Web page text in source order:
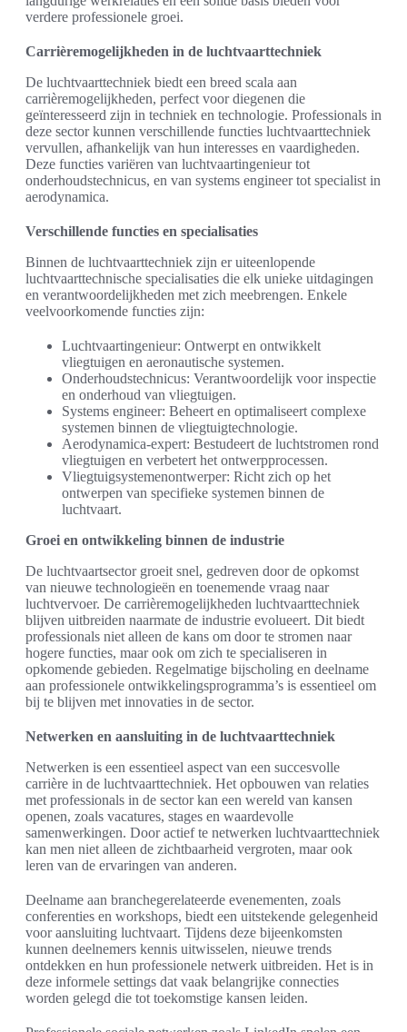
verdere professionele groei.
Carrièremogelijkheden in de luchtvaarttechniek
De luchtvaarttechniek biedt een breed scala aan
carrièremogelijkheden, perfect voor diegenen die
geïnteresseerd zijn in techniek en technologie. Professionals in
deze sector kunnen verschillende functies luchtvaarttechniek
vervullen, afhankelijk van hun interesses en vaardigheden.
Deze functies variëren van luchtvaartingenieur tot
onderhoudstechnicus, en van systems engineer tot specialist in
aerodynamica.
Verschillende functies en specialisaties
Binnen de luchtvaarttechniek zijn er uiteenlopende
luchtvaarttechnische specialisaties die elk unieke uitdagingen
en verantwoordelijkheden met zich meebrengen. Enkele
veelvoorkomende functies zijn:
Luchtvaartingenieur: Ontwerpt en ontwikkelt
vliegtuigen en aeronautische systemen.
Onderhoudstechnicus: Verantwoordelijk voor inspectie
en onderhoud van vliegtuigen.
Systems engineer: Beheert en optimaliseert complexe
systemen binnen de vliegtuigtechnologie.
Aerodynamica-expert: Bestudeert de luchtstromen rond
vliegtuigen en verbetert het ontwerpprocessen.
Vliegtuigsystemenontwerper: Richt zich op het
ontwerpen van specifieke systemen binnen de
luchtvaart.
Groei en ontwikkeling binnen de industrie
De luchtvaartsector groeit snel, gedreven door de opkomst
van nieuwe technologieën en toenemende vraag naar
luchtvervoer. De carrièremogelijkheden luchtvaarttechniek
blijven uitbreiden naarmate de industrie evolueert. Dit biedt
professionals niet alleen de kans om door te stromen naar
hogere functies, maar ook om zich te specialiseren in
opkomende gebieden. Regelmatige bijscholing en deelname
aan professionele ontwikkelingsprogramma’s is essentieel om
bij te blijven met innovaties in de sector.
Netwerken en aansluiting in de luchtvaarttechniek
Netwerken is een essentieel aspect van een succesvolle
carrière in de luchtvaarttechniek. Het opbouwen van relaties
met professionals in de sector kan een wereld van kansen
openen, zoals vacatures, stages en waardevolle
samenwerkingen. Door actief te netwerken luchtvaarttechniek
kan men niet alleen de zichtbaarheid vergroten, maar ook
leren van de ervaringen van anderen.
Deelname aan branchegerelateerde evenementen, zoals
conferenties en workshops, biedt een uitstekende gelegenheid
voor aansluiting luchtvaart. Tijdens deze bijeenkomsten
kunnen deelnemers kennis uitwisselen, nieuwe trends
ontdekken en hun professionele netwerk uitbreiden. Het is in
deze informele settings dat vaak belangrijke connecties
worden gelegd die tot toekomstige kansen leiden.